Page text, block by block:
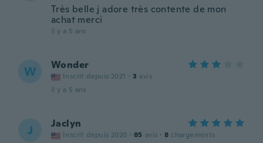
Très belle j adore très contente de mon
achat merci
il y a 5 ans
W Wonder
Inscrit depuis 2021 · 3 avis
il y a 5 ans
J Jaclyn
Inscrit depuis 2020 · 85 avis · 8 chargements